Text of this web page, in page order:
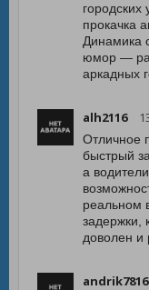
прокачка
Динамика
юмор —
аркадных
alh2116
Отличное
быстрый
а
реальном
задержки,
доволен и